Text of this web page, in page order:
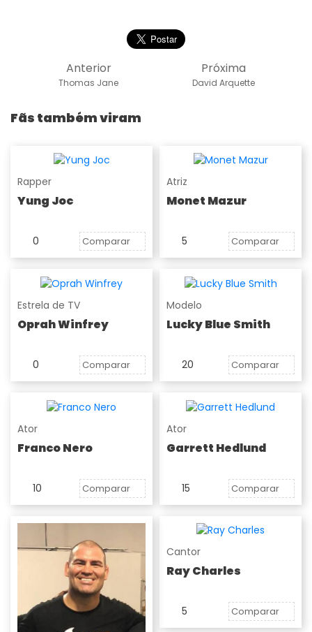
Próxima
David Arquette
Anterior
Thomas Jane
Fãs também viram
Rapper
Yung Joc
0 Comparar
Atriz
Monet Mazur
5 Comparar
Estrela de TV
Oprah Winfrey
0 Comparar
Modelo
Lucky Blue Smith
20 Comparar
Ator
Franco Nero
10 Comparar
Ator
Garrett Hedlund
15 Comparar
Cantor
Ray Charles
5 Comparar